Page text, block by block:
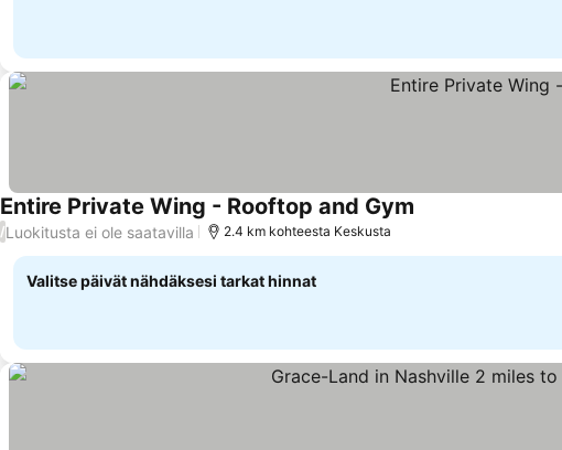
Entire Private Wing - Rooftop and Gym
/Luokitusta ei ole saatavilla 2.4 km kohteesta Keskusta
Valitse päivät nähdäksesi tarkat hinnat